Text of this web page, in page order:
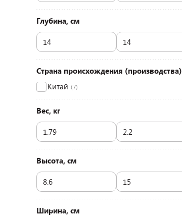
Глубина, см
Страна происхождения (производства)
Китай (7)
Вес, кг
Высота, см
Ширина, см